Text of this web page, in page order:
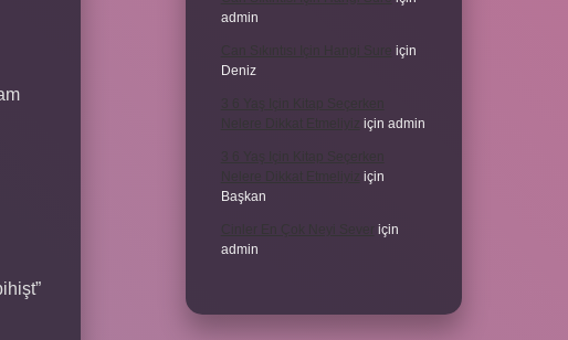
admin
için
Deniz
için admin
için
Başkan
için
admin